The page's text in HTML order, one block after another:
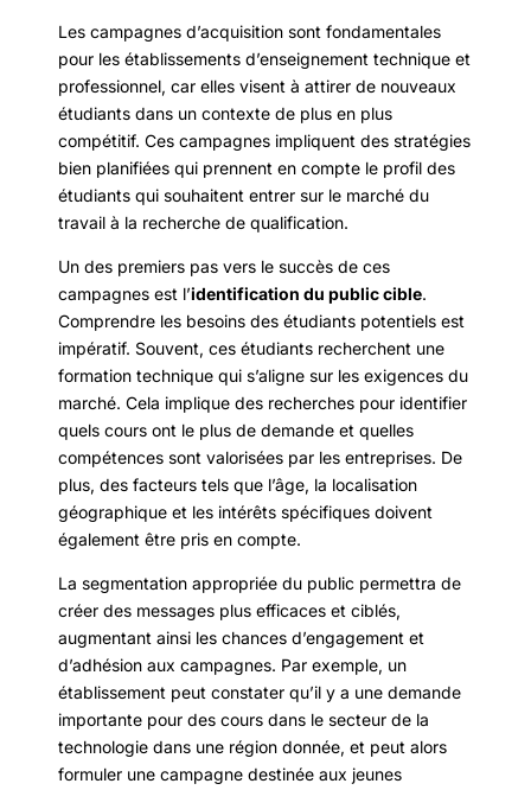
Les campagnes d’acquisition sont fondamentales
pour les établissements d’enseignement technique et
professionnel, car elles visent à attirer de nouveaux
étudiants dans un contexte de plus en plus
compétitif. Ces campagnes impliquent des stratégies
bien planifiées qui prennent en compte le profil des
étudiants qui souhaitent entrer sur le marché du
travail à la recherche de qualification.
Un des premiers pas vers le succès de ces
campagnes est l’identification du public cible.
Comprendre les besoins des étudiants potentiels est
impératif. Souvent, ces étudiants recherchent une
formation technique qui s’aligne sur les exigences du
marché. Cela implique des recherches pour identifier
quels cours ont le plus de demande et quelles
compétences sont valorisées par les entreprises. De
plus, des facteurs tels que l’âge, la localisation
géographique et les intérêts spécifiques doivent
également être pris en compte.
La segmentation appropriée du public permettra de
créer des messages plus efficaces et ciblés,
augmentant ainsi les chances d’engagement et
d’adhésion aux campagnes. Par exemple, un
établissement peut constater qu’il y a une demande
importante pour des cours dans le secteur de la
technologie dans une région donnée, et peut alors
formuler une campagne destinée aux jeunes